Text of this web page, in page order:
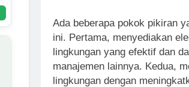
Ada beberapa pokok pikiran
ini. Pertama, menyediakan
lingkungan yang efektif dan
manajemen lainnya. Kedua,
lingkungan dengan